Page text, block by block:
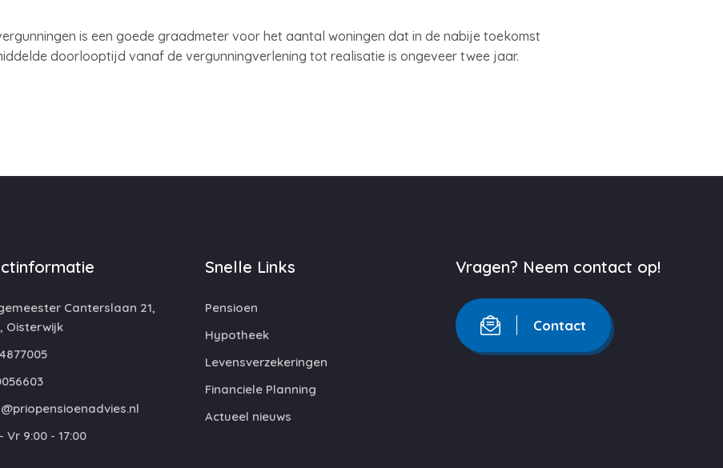
is een goede graadmeter voor het aantal woningen dat in de nabije toekomst
doorlooptijd vanaf de vergunningverlening tot realisatie is ongeveer twee jaar.
Canterslaan 21,
Oisterwijk
Vr 9:00 - 17:00
Snelle Links
Pensioen
Hypotheek
Levensverzekeringen
Financiele Planning
Actueel nieuws
Vragen? Neem contact op!
Contact